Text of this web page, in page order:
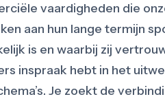
vaardigheden die
aan hun lange termijn
is en waarbij zij
inspraak hebt in het
Je zoekt de